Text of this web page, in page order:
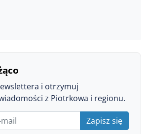
i otrzymuj
z Piotrkowa i regionu.
Zapisz się